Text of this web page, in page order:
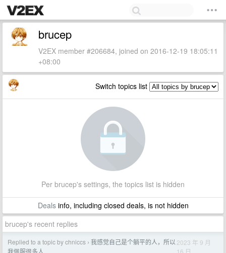
brucep
V2EX member #206684, joined on 2016-12-19 18:05:11
+08:00
Switch topics list
Per brucep's settings, the topics list is hidden
Dealsinfo, including closed deals, is not hidden
brucep's recent replies
Replied to a topic by chniccs › 我感觉自己是个躺平的人，所以
我佩服很多人
2023 年 9 月
16 日